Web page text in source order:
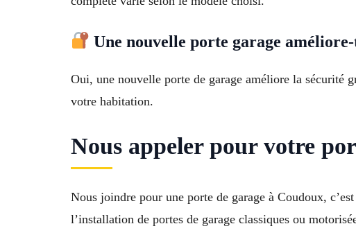
Une nouvelle porte garage
Oui, une nouvelle porte de garage améliore la sécurité
votre habitation.
Nous appeler pour votre
Nous joindre pour une porte de garage à Coudoux,
l’installation de portes de garage classiques ou